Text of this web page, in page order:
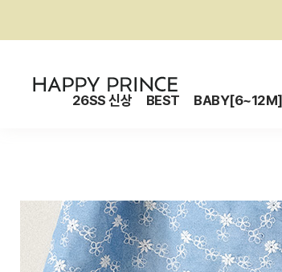
26SS 신상 BEST BABY[6~12M]